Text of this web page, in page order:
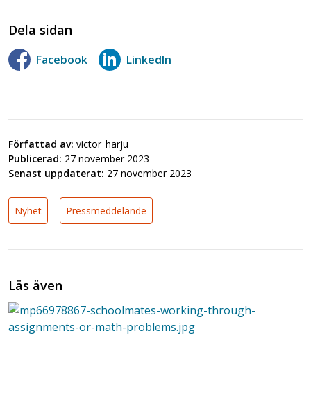
Dela sidan
Facebook LinkedIn
Författad av: victor_harju
Publicerad: 27 november 2023
Senast uppdaterat: 27 november 2023
Nyhet Pressmeddelande
Läs även